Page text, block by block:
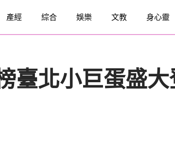
產經 綜合 娛樂 文教 身心靈
臺北小巨蛋盛